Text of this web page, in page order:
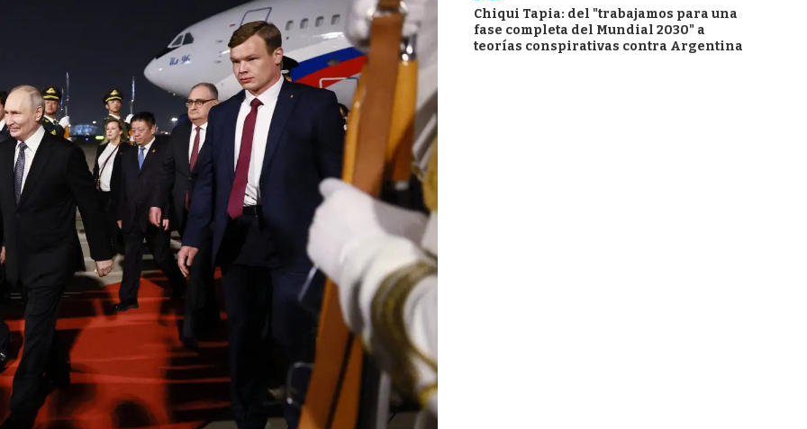
Chiqui Tapia: del "trabajamos para una
fase completa del Mundial 2030" a
teorías conspirativas contra Argentina